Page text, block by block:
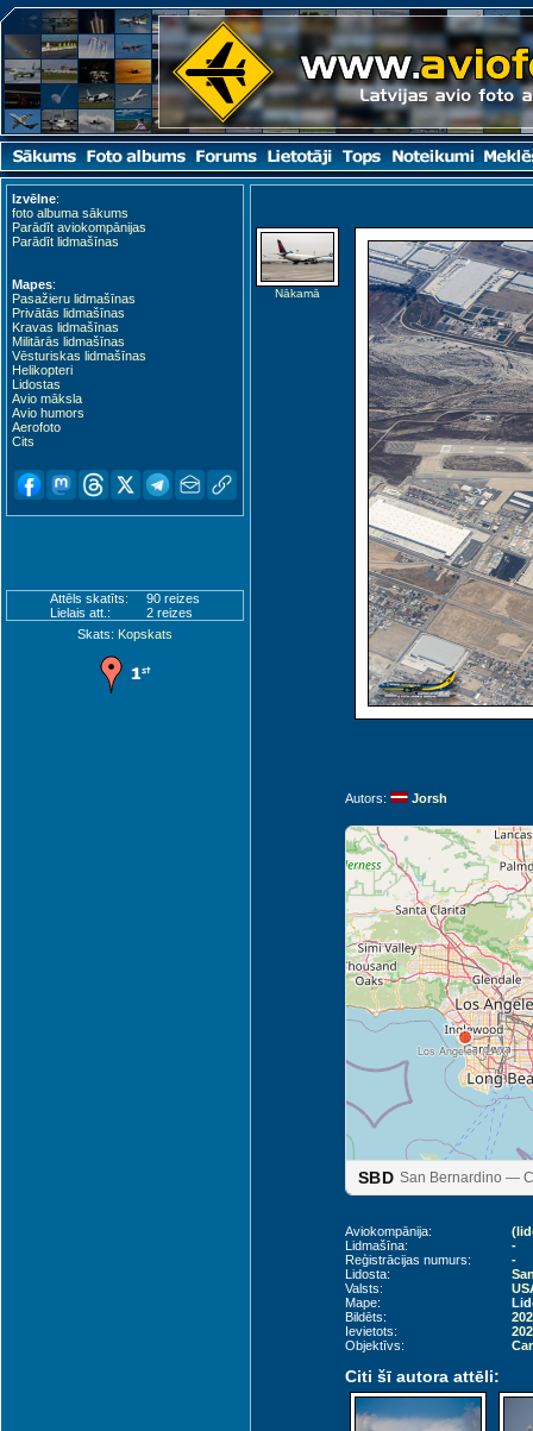
Izvēlne:
foto albuma sākums
Parādīt aviokompānijas
Parādīt lidmašīnas
Mapes:
Pasažieru lidmašīnas
Privātās lidmašīnas
Kravas lidmašīnas
Militārās lidmašīnas
Vēsturiskas lidmašīnas
Helikopteri
Lidostas
Avio māksla
Avio humors
Aerofoto
Cits
Attēls skatīts:
90 reizes
Lielais att.:
2 reizes
Skats: Kopskats
Nākamā
Autors: Jorsh
Los Angeles (LAX)
SBD San Bernardino —
Aviokompānija:
Lidmašīna:
-
Reģistrācijas numurs:
-
Lidosta:
Valsts:
Mape:
Bildēts:
Ievietots:
Objektīvs:
Citi šī autora attēli: